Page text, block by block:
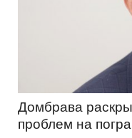
Домбравa
проблем на